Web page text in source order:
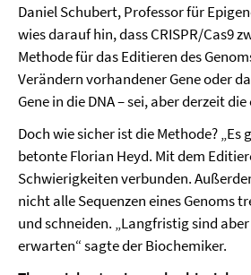
Daniel Schubert, Professor für
wies darauf hin, dass CRISPR/Cas9
Methode für das Editieren des
Verändern vorhandener Gene oder
Gene in die DNA – sei, aber derzeit
Doch wie sicher ist die Methode?
betonte Florian Heyd. Mit dem
Schwierigkeiten verbunden.
nicht alle Sequenzen eines Genoms
und schneiden. „Langfristig sind
erwarten“ sagte der Biochemiker.